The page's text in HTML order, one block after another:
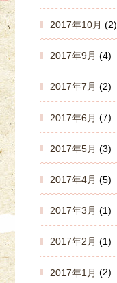
2017年10月 (2)
2017年9月 (4)
2017年7月 (2)
2017年6月 (7)
2017年5月 (3)
2017年4月 (5)
2017年3月 (1)
2017年2月 (1)
2017年1月 (2)